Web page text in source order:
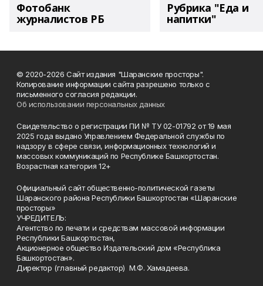
Фотобанк
журналистов РБ
Рубрика "Еда и
напитки"
© 2020-2026 Сайт издания "Шаранские просторы".
Копирование информации сайта разрешено только с
письменного согласия редакции.
Об использовании персональных данных
Свидетельство о регистрации ПИ № ТУ 02-01792 от 19 мая
2025 года выдано Управлением Федеральной службы по
надзору в сфере связи, информационных технологий и
массовых коммуникаций по Республике Башкортостан.
Возрастная категория 12+
Официальный сайт общественно-политической газеты
Шаранского района Республики Башкортостан «Шаранские
просторы»
УЧРЕДИТЕЛЬ:
Агентство по печати и средствам массовой информации
Республики Башкортостан,
Акционерное общество Издательский дом «Республика
Башкортостан».
Директор (главный редактор) М.Ф. Хамадеева.